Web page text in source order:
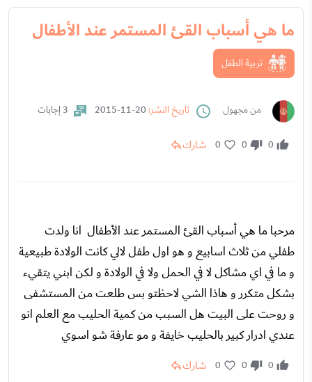
ما هي أسباب القئ المستمر عند الأطفال
تربية الطفل
من مجهول تاريخ النشر: 3 إجابات
0
0
0 شارك
مرحبا ما هي أسباب القئ المستمر عند الأطفال انا ولدت
طفلي من ثلاث اسابيع و هو اول طفل لالي كانت الولادة طبيعية
و ما في اي مشاكل لا في الحمل ولا في الولادة و لكن ابني يتقيء
بشكل متكرر و هاذا الشي لاحظتو بس طلعت من المستشفى
و روحت على البيت هل السبب من كمية الحليب مع العلم انو
عندي ادرار كبير بالحليب خايفة و مو عارفة شو اسوي
0
0
0 شارك